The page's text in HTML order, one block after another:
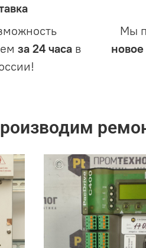
за 24 часа в
Мы
новое